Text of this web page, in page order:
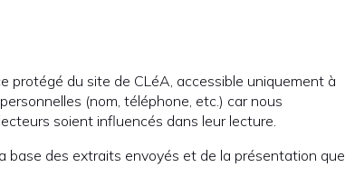
protégé du site de CLéA, accessible uniquement à
(nom, téléphone, etc.) car nous
soient influencés dans leur lecture.
base des extraits envoyés et de la présentation que